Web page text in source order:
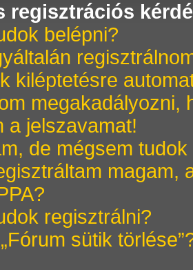
regisztrációs
belépni?
kiléptetésre
megakadályozni,
a jelszavamat!
de mégsem tudok
magam,
regisztrálni?
sütik